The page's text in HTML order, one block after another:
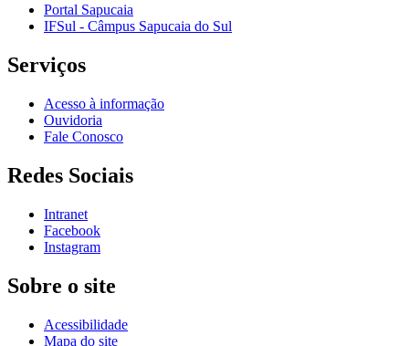
Portal Sapucaia
IFSul - Câmpus Sapucaia do Sul
Serviços
Acesso à informação
Ouvidoria
Fale Conosco
Redes Sociais
Intranet
Facebook
Instagram
Sobre o site
Acessibilidade
Mapa do site